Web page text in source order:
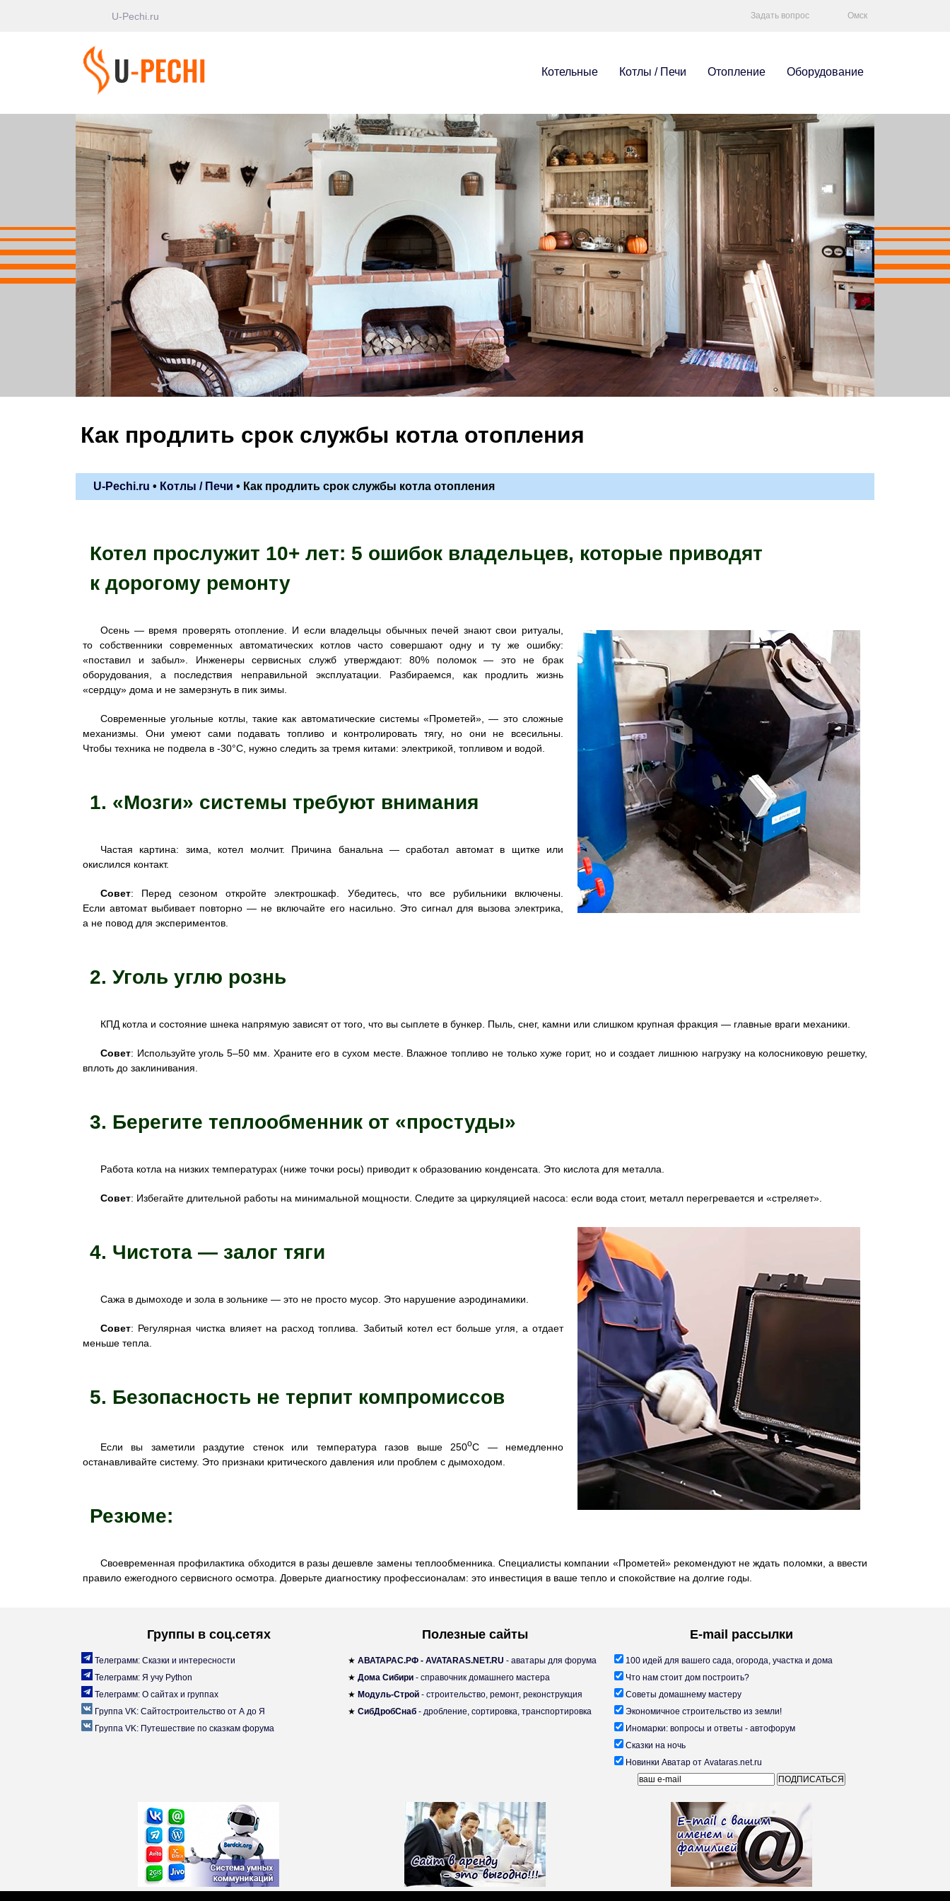
U-Pechi.ru Задать вопрос Омск
Котельные Котлы / Печи Отопление Оборудование
Как продлить срок службы котла отопления
U-Pechi.ru • Котлы / Печи • Как продлить срок службы котла отопления
Котел прослужит 10+ лет: 5 ошибок владельцев, которые приводят
к дорогому ремонту
Осень — время проверять отопление. И если владельцы обычных печей знают свои ритуалы,
то собственники современных автоматических котлов часто совершают одну и ту же ошибку:
«поставил и забыл». Инженеры сервисных служб утверждают: 80% поломок — это не брак
оборудования, а последствия неправильной эксплуатации. Разбираемся, как продлить жизнь
«сердцу» дома и не замерзнуть в пик зимы.
Современные угольные котлы, такие как автоматические системы «Прометей», — это сложные
механизмы. Они умеют сами подавать топливо и контролировать тягу, но они не всесильны.
Чтобы техника не подвела в -30°C, нужно следить за тремя китами: электрикой, топливом и водой.
1. «Мозги» системы требуют внимания
Частая картина: зима, котел молчит. Причина банальна — сработал автомат в щитке или
окислился контакт.
Совет: Перед сезоном откройте электрошкаф. Убедитесь, что все рубильники включены.
Если автомат выбивает повторно — не включайте его насильно. Это сигнал для вызова электрика,
а не повод для экспериментов.
2. Уголь углю рознь
КПД котла и состояние шнека напрямую зависят от того, что вы сыплете в бункер. Пыль, снег, камни или слишком крупная фракция — главные враги механики.
Совет: Используйте уголь 5–50 мм. Храните его в сухом месте. Влажное топливо не только хуже горит, но и создает лишнюю нагрузку на колосниковую решетку,
вплоть до заклинивания.
3. Берегите теплообменник от «простуды»
Работа котла на низких температурах (ниже точки росы) приводит к образованию конденсата. Это кислота для металла.
Совет: Избегайте длительной работы на минимальной мощности. Следите за циркуляцией насоса: если вода стоит, металл перегревается и «стреляет».
4. Чистота — залог тяги
Сажа в дымоходе и зола в зольнике — это не просто мусор. Это нарушение аэродинамики.
Совет: Регулярная чистка влияет на расход топлива. Забитый котел ест больше угля, а отдает
меньше тепла.
5. Безопасность не терпит компромиссов
Если вы заметили раздутие стенок или температура газов выше 250оC — немедленно
останавливайте систему. Это признаки критического давления или проблем с дымоходом.
Резюме:
Своевременная профилактика обходится в разы дешевле замены теплообменника. Специалисты компании «Прометей» рекомендуют не ждать поломки, а ввести
правило ежегодного сервисного осмотра. Доверьте диагностику профессионалам: это инвестиция в ваше тепло и спокойствие на долгие годы.
Группы в соц.сетях
Телеграмм: Сказки и интересности
Телеграмм: Я учу Python
Телеграмм: О сайтах и группах
Группа VK: Сайтостроительство от А до Я
Группа VK: Путешествие по сказкам форума
Полезные сайты
★ АВАТАРАС.РФ - AVATARAS.NET.RU - аватары для форума
★ Дома Сибири- справочник домашнего мастера
★ Модуль-Строй- строительство, ремонт, реконструкция
★ СибДробСнаб- дробление, сортировка, транспортировка
E-mail рассылки
100 идей для вашего сада, огорода, участка и дома
Что нам стоит дом построить?
Советы домашнему мастеру
Экономичное строительство из земли!
Иномарки: вопросы и ответы - автофорум
Сказки на ночь
Новинки Аватар от Avataras.net.ru